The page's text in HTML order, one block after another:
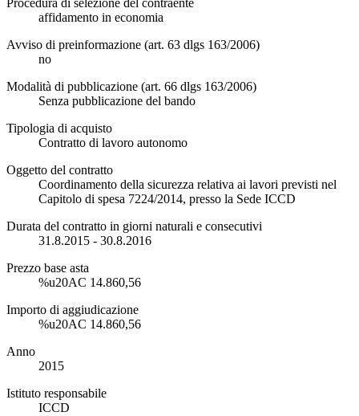
affidamento in economia
Avviso di preinformazione (art. 63 dlgs 163/2006)
no
Modalità di pubblicazione (art. 66 dlgs 163/2006)
Senza pubblicazione del bando
Tipologia di acquisto
Contratto di lavoro autonomo
Oggetto del contratto
Coordinamento della sicurezza relativa ai lavori previsti nel
Capitolo di spesa 7224/2014, presso la Sede ICCD
Durata del contratto in giorni naturali e consecutivi
31.8.2015 - 30.8.2016
Prezzo base asta
%u20AC 14.860,56
Importo di aggiudicazione
%u20AC 14.860,56
Anno
2015
Istituto responsabile
ICCD